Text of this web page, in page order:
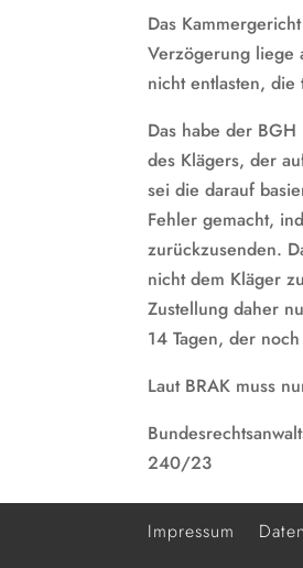
Das
Verzögerung liege
nicht entlasten,
Das habe der
des Klägers, der
sei die darauf
Fehler gemacht,
zurückzusenden.
nicht dem Kläger
Zustellung daher
14 Tagen, der
Laut BRAK muss
240/23
Impressum